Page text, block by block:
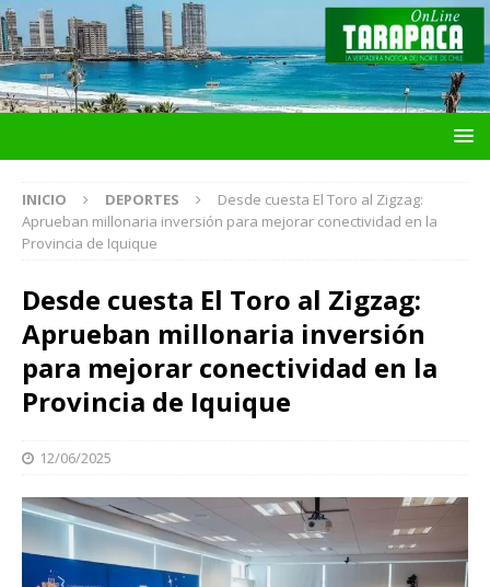
INICIO DEPORTES
Desde cuesta El Toro al Zigzag:
Aprueban millonaria inversión para mejorar conectividad en la
Provincia de Iquique
Desde cuesta El Toro al Zigzag:
Aprueban millonaria inversión
para mejorar conectividad en la
Provincia de Iquique
12/06/2025